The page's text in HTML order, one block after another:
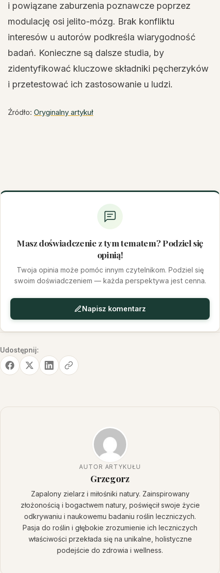
i powiązane zaburzenia poznawcze poprzez
modulację osi jelito-mózg. Brak konfliktu
interesów u autorów podkreśla wiarygodność
badań. Konieczne są dalsze studia, by
zidentyfikować kluczowe składniki pęcherzyków
i przetestować ich zastosowanie u ludzi.
Źródło: Oryginalny artykuł
Masz doświadczenie z tym tematem? Podziel się
opinią!
Twoja opinia może pomóc innym czytelnikom. Podziel się
swoim doświadczeniem — każda perspektywa jest cenna.
Napisz komentarz
Udostępnij:
AUTOR ARTYKUŁU
Grzegorz
Zapalony zielarz i miłośniki natury. Zainspirowany
złożonością i bogactwem natury, poświęcił swoje życie
odkrywaniu i naukowemu badaniu roślin leczniczych.
Pasja do roślin i głębokie zrozumienie ich leczniczych
właściwości przekłada się na unikalne, holistyczne
podejście do zdrowia i wellness.